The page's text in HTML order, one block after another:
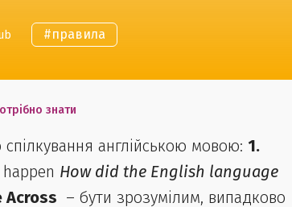
#правила
знати
спілкування англійською мовою: 1.
How did the English language
Across – бути зрозумілим, випадково